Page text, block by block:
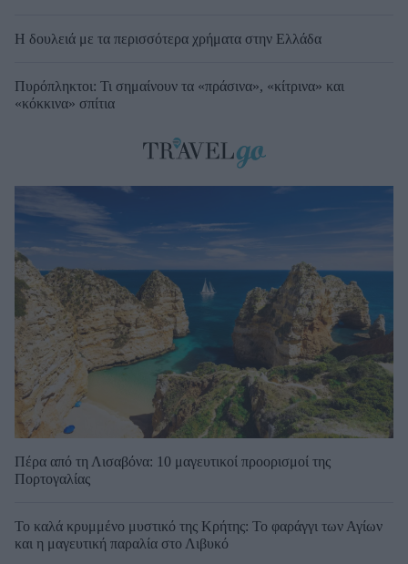
Η δουλειά με τα περισσότερα χρήματα στην Ελλάδα
Πυρόπληκτοι: Τι σημαίνουν τα «πράσινα», «κίτρινα» και
«κόκκινα» σπίτια
Πέρα από τη Λισαβόνα: 10 μαγευτικοί προορισμοί της
Πορτογαλίας
Το καλά κρυμμένο μυστικό της Κρήτης: Το φαράγγι των Αγίων
και η μαγευτική παραλία στο Λιβυκό